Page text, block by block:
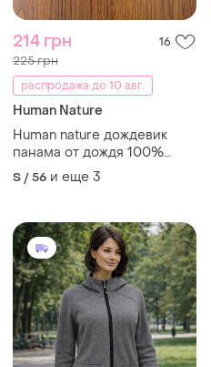
214 грн 16
225 грн
распродажа до 10 авг.
Human Nature
Human nature дождевик
панама от дождя 100%
полиэстер женская
подростковая темно-синяя
S / 56 и еще 3